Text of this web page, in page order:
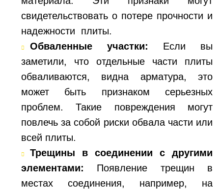
свидетельствовать о потере прочности и
надежности плиты.
Обваленные участки: Если вы
заметили, что отдельные части плиты
обваливаются, видна арматура, это
может быть признаком серьезных
проблем. Такие повреждения могут
повлечь за собой риски обвала части или
всей плиты.
Трещины в соединении с другими
элементами: Появление трещин в
местах соединения, например, на